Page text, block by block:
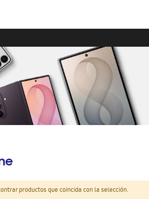
productos que coincida con la selección.